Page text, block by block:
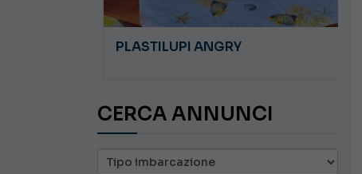
PLASTILUPI ANGRY
CERCA ANNUNCI